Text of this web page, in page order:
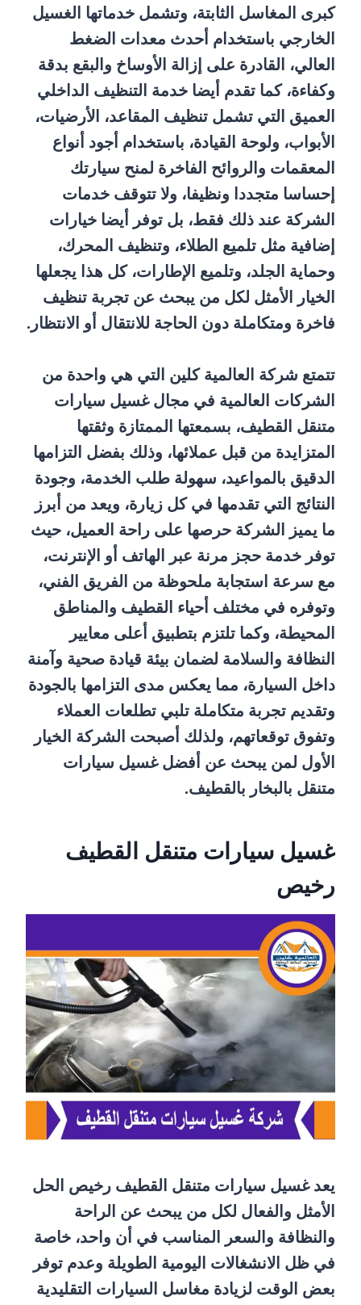
كبرى المغاسل الثابتة، وتشمل خدماتها الغسيل
الخارجي باستخدام أحدث معدات الضغط
العالي، القادرة على إزالة الأوساخ والبقع بدقة
وكفاءة، كما تقدم أيضا خدمة التنظيف الداخلي
العميق التي تشمل تنظيف المقاعد، الأرضيات،
الأبواب، ولوحة القيادة، باستخدام أجود أنواع
المعقمات والروائح الفاخرة لمنح سيارتك
إحساسا متجددا ونظيفا، ولا تتوقف خدمات
الشركة عند ذلك فقط، بل توفر أيضا خيارات
إضافية مثل تلميع الطلاء، وتنظيف المحرك،
وحماية الجلد، وتلميع الإطارات، كل هذا يجعلها
الخيار الأمثل لكل من يبحث عن تجربة تنظيف
فاخرة ومتكاملة دون الحاجة للانتقال أو الانتظار.
تتمتع شركة العالمية كلين التي هي واحدة من
الشركات العالمية في مجال غسيل سيارات
متنقل القطيف، بسمعتها الممتازة وثقتها
المتزايدة من قبل عملائها، وذلك بفضل التزامها
الدقيق بالمواعيد، سهولة طلب الخدمة، وجودة
النتائج التي تقدمها في كل زيارة، ويعد من أبرز
ما يميز الشركة حرصها على راحة العميل، حيث
توفر خدمة حجز مرنة عبر الهاتف أو الإنترنت،
مع سرعة استجابة ملحوظة من الفريق الفني،
وتوفره في مختلف أحياء القطيف والمناطق
المحيطة، وكما تلتزم بتطبيق أعلى معايير
النظافة والسلامة لضمان بيئة قيادة صحية وآمنة
داخل السيارة، مما يعكس مدى التزامها بالجودة
وتقديم تجربة متكاملة تلبي تطلعات العملاء
وتفوق توقعاتهم، ولذلك أصبحت الشركة الخيار
الأول لمن يبحث عن أفضل غسيل سيارات
متنقل بالبخار بالقطيف.
غسيل سيارات متنقل القطيف
رخيص
يعد غسيل سيارات متنقل القطيف رخيص الحل
الأمثل والفعال لكل من يبحث عن الراحة
والنظافة والسعر المناسب في أن واحد، خاصة
في ظل الانشغالات اليومية الطويلة وعدم توفر
بعض الوقت لزيادة مغاسل السيارات التقليدية